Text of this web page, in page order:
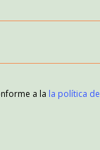
a la la política de